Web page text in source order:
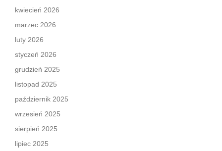
kwiecień 2026
marzec 2026
luty 2026
styczeń 2026
grudzień 2025
listopad 2025
październik 2025
wrzesień 2025
sierpień 2025
lipiec 2025